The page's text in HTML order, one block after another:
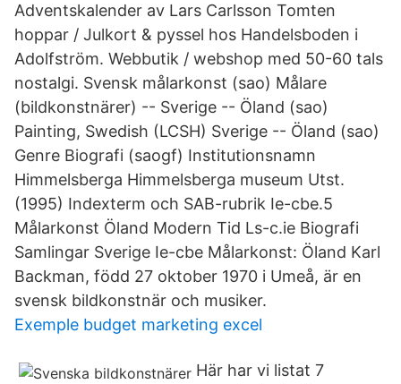
Adventskalender av Lars Carlsson Tomten
hoppar / Julkort & pyssel hos Handelsboden i
Adolfström. Webbutik / webshop med 50-60 tals
nostalgi. Svensk målarkonst (sao) Målare
(bildkonstnärer) -- Sverige -- Öland (sao)
Painting, Swedish (LCSH) Sverige -- Öland (sao)
Genre Biografi (saogf) Institutionsnamn
Himmelsberga Himmelsberga museum Utst.
(1995) Indexterm och SAB-rubrik Ie-cbe.5
Målarkonst Öland Modern Tid Ls-c.ie Biografi
Samlingar Sverige Ie-cbe Målarkonst: Öland Karl
Backman, född 27 oktober 1970 i Umeå, är en
svensk bildkonstnär och musiker.
Exemple budget marketing excel
Här har vi listat 7